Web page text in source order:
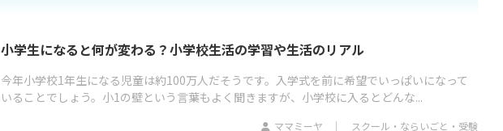
小学生になると何が変わる？小学校生活の学習や生活のリアル
今年小学校1年生になる児童は約100万人だそうです。入学式を前に希望でいっぱいになって
いることでしょう。小1の壁という言葉もよく聞きますが、小学校に入るとどんな...
ママミーヤ スクール・ならいごと・受験